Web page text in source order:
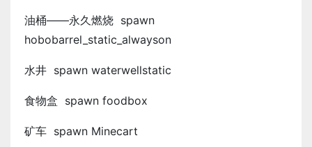
油桶——永久燃烧 spawn
hobobarrel_static_alwayson
水井 spawn waterwellstatic
食物盒 spawn foodbox
矿车 spawn Minecart